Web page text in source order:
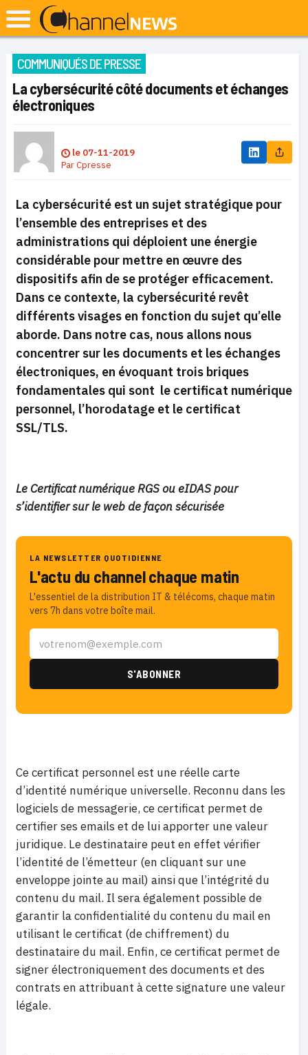
COMMUNIQUÉS DE PRESSE
La cybersécurité côté documents et échanges
électroniques
le 07-11-2019
ParCpresse
La cybersécurité est un sujet stratégique pour
l’ensemble des entreprises et des
administrations qui déploient une énergie
considérable pour mettre en œuvre des
dispositifs afin de se protéger efficacement.
Dans ce contexte, la cybersécurité revêt
différents visages en fonction du sujet qu’elle
aborde. Dans notre cas, nous allons nous
concentrer sur les documents et les échanges
électroniques, en évoquant trois briques
fondamentales qui sont le certificat numérique
personnel, l’horodatage et le certificat
SSL/TLS.
Le Certificat numérique RGS ou eIDAS pour
s’identifier sur le web de façon sécurisée
LA NEWSLETTER QUOTIDIENNE
L'actu du channel chaque matin
L'essentiel de la distribution IT & télécoms, chaque matin
vers 7h dans votre boîte mail.
Ce certificat personnel est une réelle carte
d’identité numérique universelle. Reconnu dans les
logiciels de messagerie, ce certificat permet de
certifier ses emails et de lui apporter une valeur
juridique. Le destinataire peut en effet vérifier
l’identité de l’émetteur (en cliquant sur une
enveloppe jointe au mail) ainsi que l’intégrité du
contenu du mail. Il sera également possible de
garantir la confidentialité du contenu du mail en
utilisant le certificat (de chiffrement) du
destinataire du mail. Enfin, ce certificat permet de
signer électroniquement des documents et des
contrats en attribuant à cette signature une valeur
légale.